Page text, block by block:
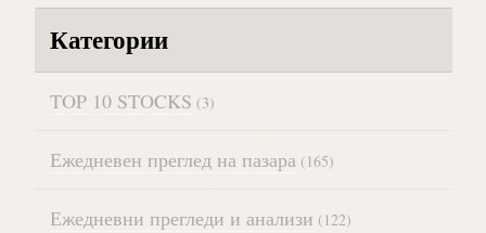
Категории
TOP 10 STOCKS (3)
Ежедневен преглед на пазара (165)
Ежедневни прегледи и анализи (122)